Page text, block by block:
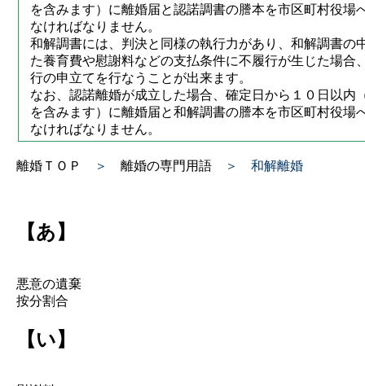
を含みます）に離婚届と認諾調書の謄本を市区町村役場
なければなりません。
和解調書には、判決と同様の執行力があり、和解調書の
た養育費や慰謝料などの支払条件に不履行が生じた場合
行の申立てを行なうことが出来ます。
なお、認諾離婚が成立した場合、確定日から１０日以内
を含みます）に離婚届と和解調書の謄本を市区町村役場
なければなりません。
離婚ＴＯＰ ＞ 離婚の専門用語 ＞ 和解離婚
【あ】
悪意の遺棄
按分割合
【い】